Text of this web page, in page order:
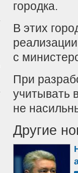
городка.
В этих
с
При
учитывать
не
Другие